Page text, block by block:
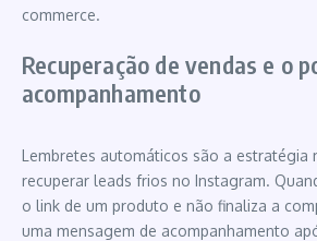
commerce.
Recuperação de vendas e o
acompanhamento
Lembretes automáticos são a estratégia
recuperar leads frios no Instagram.
o link de um produto e não finaliza a
uma mensagem de acompanhamento